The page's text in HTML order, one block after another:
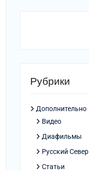
Рубрики
Дополнительно
Видео
Диафильмы
Русский Север
Статьи